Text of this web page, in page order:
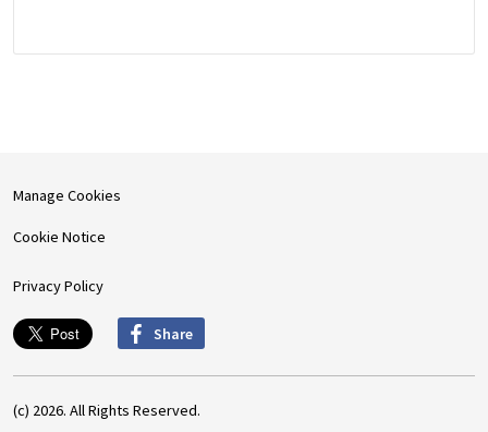
Manage Cookies
Cookie Notice
Privacy Policy
Share
(c) 2026. All Rights Reserved.